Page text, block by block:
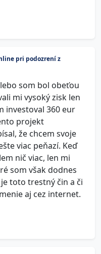
pri podozrení z
som bol obeťou
mi vysoký zisk len
investoval 360 eur
projekt
že chcem svoje
viac peňazí. Keď
nič viac, len mi
som však dodnes
toto trestný čin a či
aj cez internet.